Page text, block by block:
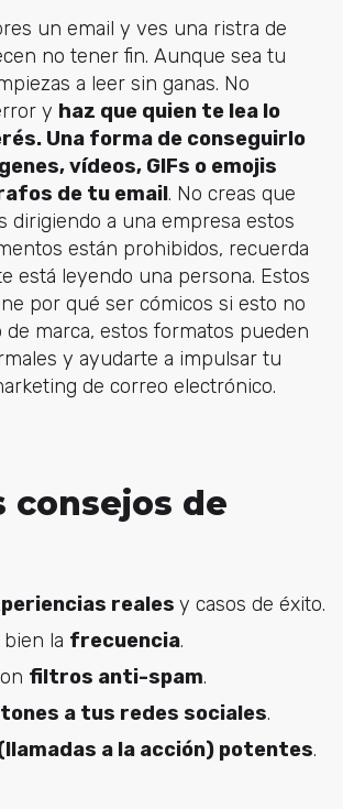
un email y ves una ristra de
no tener fin. Aunque sea tu
a leer sin ganas. No
y haz que quien te lea lo
Una forma de conseguirlo
vídeos, GIFs o emojis
de tu email. No creas que
dirigiendo a una empresa estos
están prohibidos, recuerda
está leyendo una persona. Estos
por qué ser cómicos si esto no
marca, estos formatos pueden
y ayudarte a impulsar tu
de correo electrónico.
consejos de
reales y casos de éxito.
la frecuencia.
filtros anti-spam.
a tus redes sociales.
a la acción) potentes.